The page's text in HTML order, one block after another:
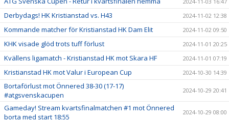
Derbydags! HK Kristianstad vs. H43 2024-11-02 12:38
Kommande matcher för Kristianstad HK Dam Elit 2024-11-02 09:50
KHK visade glöd trots tuff förlust 2024-11-01 20:25
Kvällens ligamatch - Kristianstad HK mot Skara HF 2024-11-01 07:19
Kristianstad HK mot Valur i European Cup 2024-10-30 14:39
Bortaförlust mot Önnered 38-30 (17-17)
#atgsvenskacupen
2024-10-29 20:41
Gameday! Stream kvartsfinalmatchen #1 mot Önnered
borta med start 18:55
2024-10-29 08:00